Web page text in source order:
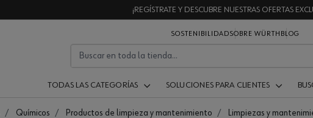
¡REGÍSTRATE Y DESCUBRE NUESTRAS OFERTAS
SOSTENIBILIDADSOBRE WÜRTH BLOG
TODAS LAS CATEGORÍAS SOLUCIONES PARA CLIENTES
Químicos Productos de limpieza y mantenimiento
Limpiezas y